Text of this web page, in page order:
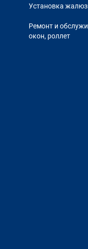
Установка
Ремонт и
окон, роллет